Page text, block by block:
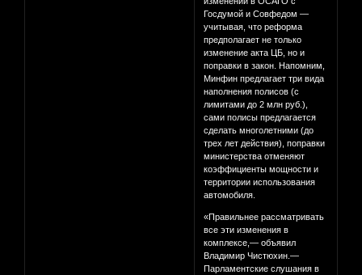
Госдумой и Совфедом —
учитывая, что реформа
предполагает не только
изменение акта ЦБ, но и
поправки в закон. Напомним,
Минфин предлагает три вида
наполнения полисов (с
лимитами до 2 млн руб.),
сами полисы предлагается
сделать многолетними (до
трех лет действия), поправки
министерства отменяют
коэффициенты мощности и
территории использования
автомобиля.
«Правильнее рассматривать
все эти изменения в
комплексе,— объявил
Владимир Чистюхин.—
Парламентские слушания в